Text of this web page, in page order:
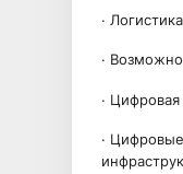
·
·
·
·